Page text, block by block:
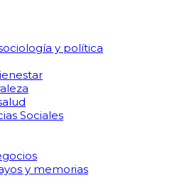
y política
Sociales
y memorias